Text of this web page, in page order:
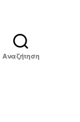
Αναζήτηση